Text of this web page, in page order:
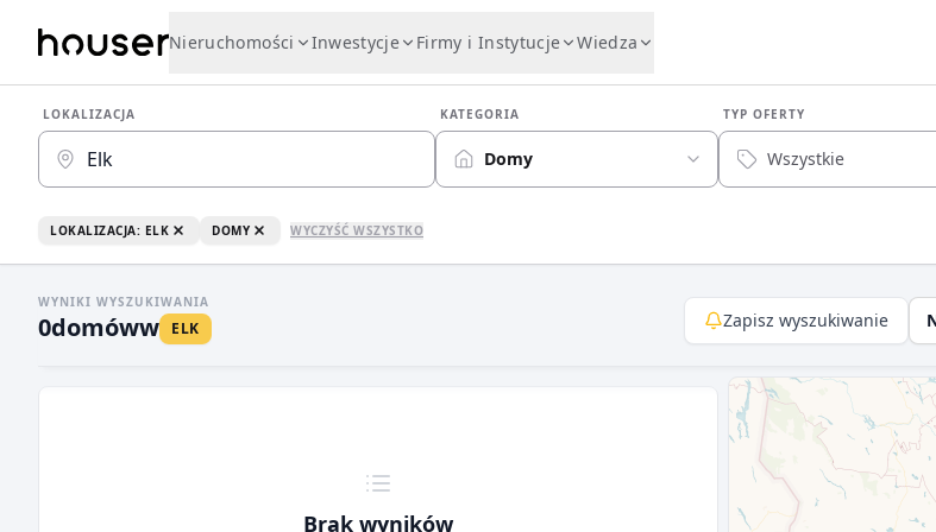
Nieruchomości Inwestycje Firmy i Instytucje Wiedza
LOKALIZACJA KATEGORIA
Domy
TYP OFERTY
Wszystkie
LOKALIZACJA: ELK DOMY WYCZYŚĆ WSZYSTKO
WYNIKI WYSZUKIWANIA
0domóww ELK Zapisz wyszukiwanie
Brak wyników